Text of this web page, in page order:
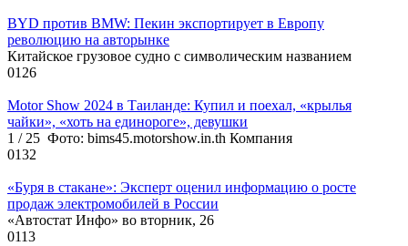
BYD против BMW: Пекин экспортирует в Европу
революцию на авторынке
Китайское грузовое судно с символическим названием
0126
Motor Show 2024 в Таиланде: Купил и поехал, «крылья
чайки», «хоть на единороге», девушки
1 / 25 Фото: bims45.motorshow.in.th Компания
0132
«Буря в стакане»: Эксперт оценил информацию о росте
продаж электромобилей в России
«Автостат Инфо» во вторник, 26
0113